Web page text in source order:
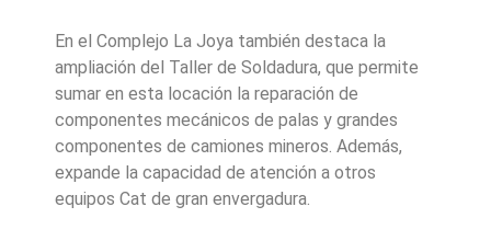
En el Complejo La Joya también destaca la
ampliación del Taller de Soldadura, que permite
sumar en esta locación la reparación de
componentes mecánicos de palas y grandes
componentes de camiones mineros. Además,
expande la capacidad de atención a otros
equipos Cat de gran envergadura.